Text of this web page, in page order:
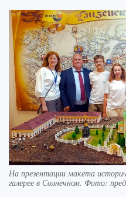
На презентации макета
галерее в Солнечном. Фото: